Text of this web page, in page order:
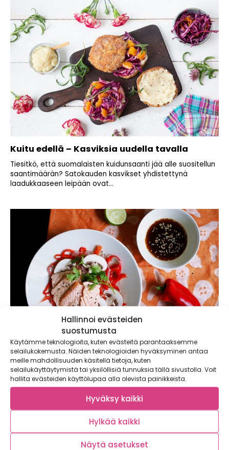
Hallinnoi evästeiden
suostumusta
Käytämme teknologioita, kuten evästeitä parantaaksemme
selailukokemusta. Näiden teknologioiden hyväksyminen antaa
meille mahdollisuuden käsitellä tietoja, kuten
selailukäyttäytymistä tai yksilöllisiä tunnuksia tällä sivustolla. Voit
hallita evästeiden käyttölupaa alla olevista painikkeista.
Hyväksy kaikki
Hylkää kaikki
Näytä asetukset
Kuitu edellä – Kasviksia uudella tavalla
Tiesitkö, että suomalaisten kuidunsaanti jää alle suositellun
saantimäärän? Satokauden kasvikset yhdistettynä
laadukkaaseen leipään ovat...
Salaatti ilman salaattia – Nyt tulee
suippissalaatti!
Joko luit vierailustamme Närpiön Vihanneksella? Retkestä
syntyi kattava tietopaketti kotimaisesta
kasvihuoneviljelystä. Viime kerralla koekeittiössä syntyi...